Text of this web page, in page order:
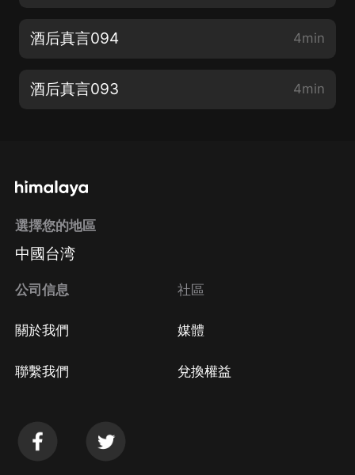
酒后真言094 4min
酒后真言093 4min
選擇您的地區
中國台湾
公司信息
關於我們
聯繫我們
社區
媒體
兌換權益